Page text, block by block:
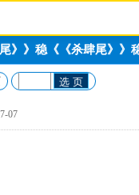
》》稳《《杀肆尾》》
选 页
07